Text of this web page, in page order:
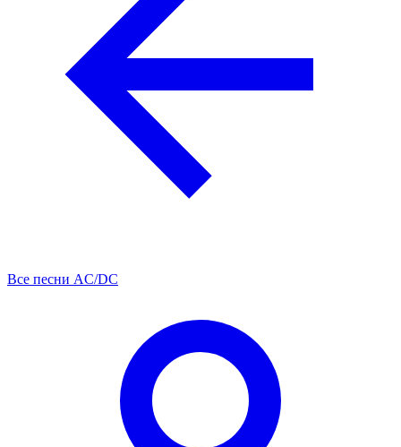
Все песни AC/DC